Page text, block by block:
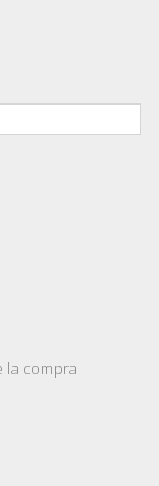
la compra